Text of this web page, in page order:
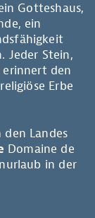
Gotteshaus,
ein
Jeder Stein,
erinnert den
Erbe
Landes
Domaine de
in der